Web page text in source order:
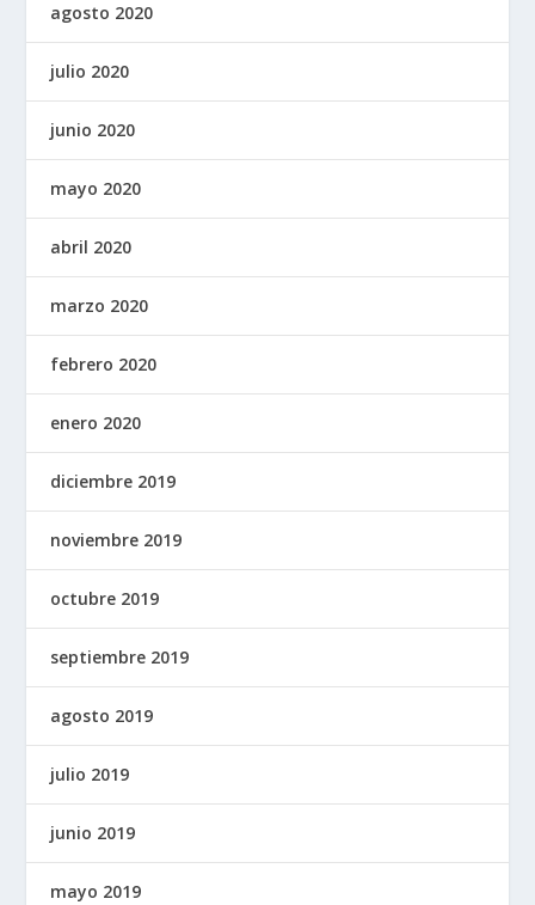
agosto 2020
julio 2020
junio 2020
mayo 2020
abril 2020
marzo 2020
febrero 2020
enero 2020
diciembre 2019
noviembre 2019
octubre 2019
septiembre 2019
agosto 2019
julio 2019
junio 2019
mayo 2019